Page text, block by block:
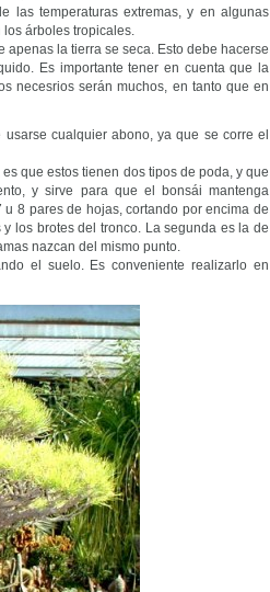
las temperaturas extremas, y en algunas
árboles tropicales.
la tierra se seca. Esto debe hacerse
Es importante tener en cuenta que la
necesrios serán muchos, en tanto que en
cualquier abono, ya que se corre el
que estos tienen dos tipos de poda, y que
y sirve para que el bonsái mantenga
8 pares de hojas, cortando por encima de
los brotes del tronco. La segunda es la de
nazcan del mismo punto.
el suelo. Es conveniente realizarlo en